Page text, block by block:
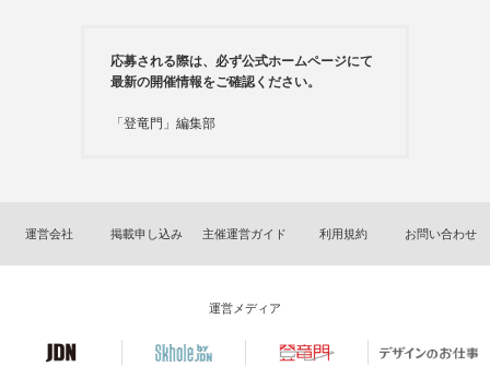
応募される際は、必ず公式ホームページにて
最新の開催情報をご確認ください。
「登竜門」編集部
運営会社 掲載申し込み 主催運営ガイド 利用規約 お問い合わせ
運営メディア